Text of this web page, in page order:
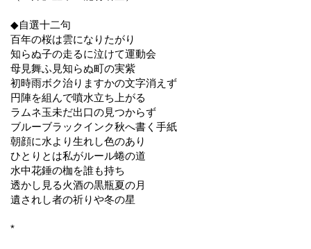
◆自選十二句
百年の桜は雲になりたがり
知らぬ子の走るに泣けて運動会
母見舞ふ見知らぬ町の実紫
初時雨ボク治りますかの文字消えず
円陣を組んで噴水立ち上がる
ラムネ玉未だ出口の見つからず
ブルーブラックインク秋へ書く手紙
朝顔に水より生れし色のあり
ひとりとは私がルール蜷の道
水中花錘の枷を誰も持ち
透かし見る火酒の黒瓶夏の月
遺されし者の祈りや冬の星
*